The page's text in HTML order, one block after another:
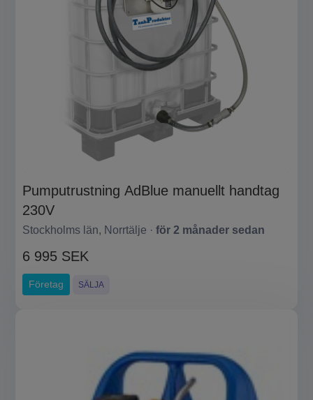
Pumputrustning AdBlue manuellt handtag
230V
Stockholms län, Norrtälje · för 2 månader sedan
6 995 SEK
Företag SÄLJA